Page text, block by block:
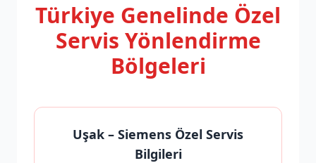
Türkiye Genelinde Özel
Servis Yönlendirme
Bölgeleri
Uşak – Siemens Özel Servis
Bilgileri